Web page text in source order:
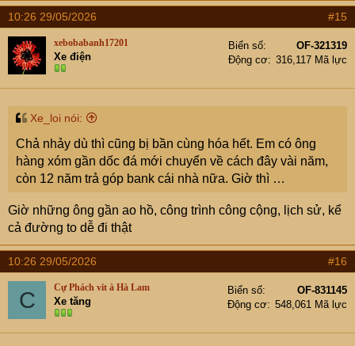
a
c
s
10:26 29/05/2026 #15
xebobabanh17201
Xe điện
Biển số
OF-321319
Động cơ
316,117 Mã lực
Xe_loi nói:
Chả nhảy dù thì cũng bị bần cùng hóa hết. Em có ông
hàng xóm gần dốc đá mới chuyển về cách đây vài năm,
còn 12 năm trả góp bank cái nhà nữa. Giờ thì …
Giờ những ông gần ao hồ, công trình công cộng, lịch sử, kể
cả đường to dễ đi thật
10:26 29/05/2026 #16
C Cự Phách vit à Hà Lam
Xe tăng
Biển số
OF-831145
Động cơ
548,061 Mã lực